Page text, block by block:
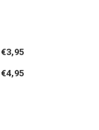
€3,95
€4,95